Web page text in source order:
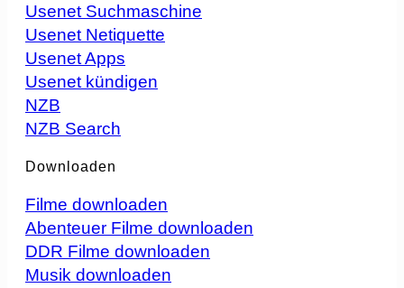
Usenet Suchmaschine
Usenet Netiquette
Usenet Apps
Usenet kündigen
NZB
NZB Search
Downloaden
Filme downloaden
Abenteuer Filme downloaden
DDR Filme downloaden
Musik downloaden